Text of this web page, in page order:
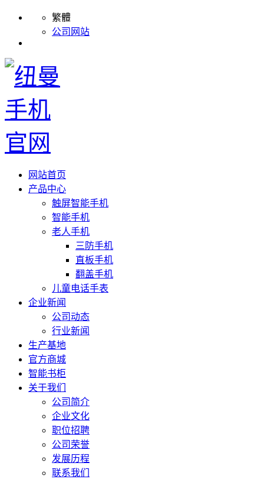
繁體
公司网站
网站首页
产品中心
触屏智能手机
智能手机
老人手机
三防手机
直板手机
翻盖手机
儿童电话手表
企业新闻
公司动态
行业新闻
生产基地
官方商城
智能书柜
关于我们
公司简介
企业文化
职位招聘
公司荣誉
发展历程
联系我们